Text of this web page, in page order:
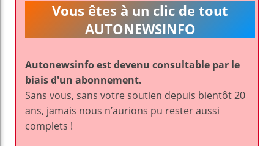
Vous êtes à un clic de tout
AUTONEWSINFO
Autonewsinfo est devenu consultable par le
biais d'un abonnement.
Sans vous, sans votre soutien depuis bientôt 20
ans, jamais nous n’aurions pu rester aussi
complets !